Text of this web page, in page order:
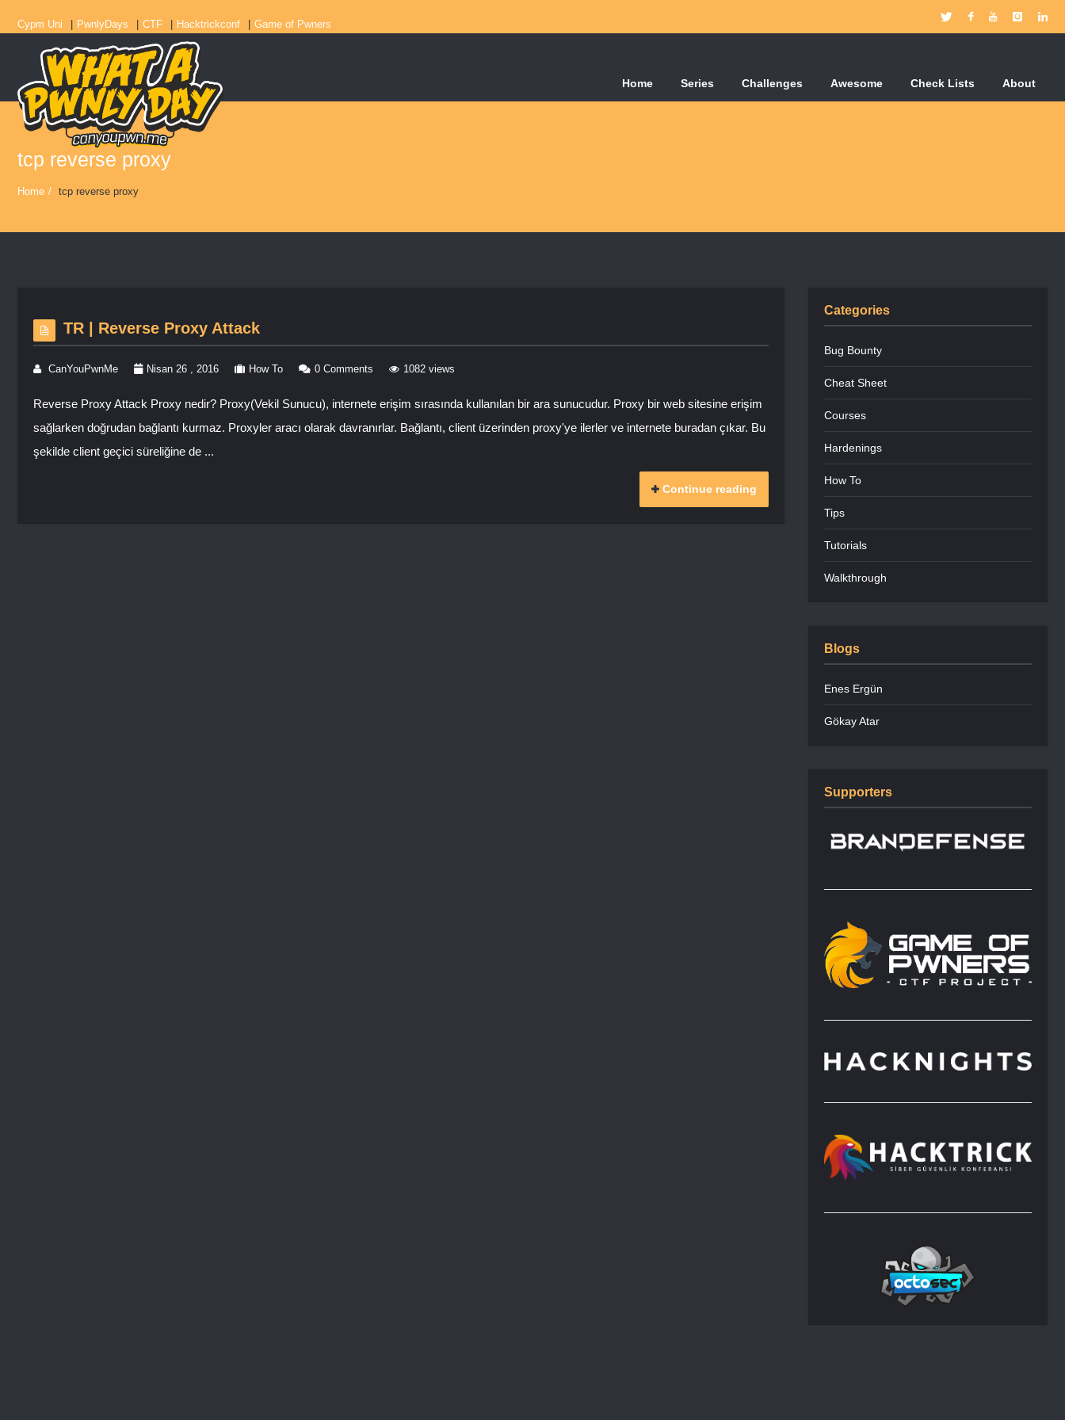
Cypm Uni PwnlyDays CTF Hacktrickconf Game of Pwners
Home Series Challenges Awesome Check Lists About
tcp reverse proxy
Home / tcp reverse proxy
TR | Reverse Proxy Attack
CanYouPwnMe Nisan 26 , 2016 How To 0 Comments 1082 views
Reverse Proxy Attack Proxy nedir? Proxy(Vekil Sunucu), internete erişim sırasında kullanılan bir ara sunucudur. Proxy bir web sitesine erişim
sağlarken doğrudan bağlantı kurmaz. Proxyler aracı olarak davranırlar. Bağlantı, client üzerinden proxy'ye ilerler ve internete buradan çıkar. Bu
şekilde client geçici süreliğine de ...
Continue reading
Categories
Bug Bounty
Cheat Sheet
Courses
Hardenings
How To
Tips
Tutorials
Walkthrough
Blogs
Enes Ergün
Gökay Atar
Supporters